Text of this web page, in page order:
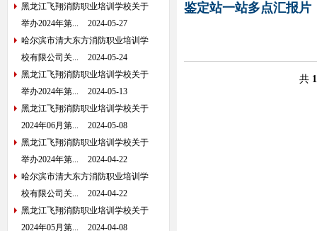
黑龙江飞翔消防职业培训学校关于
举办2024年第...
2024-05-27
哈尔滨市清大东方消防职业培训学
校有限公司关...
2024-05-24
黑龙江飞翔消防职业培训学校关于
举办2024年第...
2024-05-13
黑龙江飞翔消防职业培训学校关于
2024年06月第...
2024-05-08
黑龙江飞翔消防职业培训学校关于
举办2024年第...
2024-04-22
哈尔滨市清大东方消防职业培训学
校有限公司关...
2024-04-22
黑龙江飞翔消防职业培训学校关于
2024年05月第...
2024-04-08
鉴定站一站多点汇报片
共 1